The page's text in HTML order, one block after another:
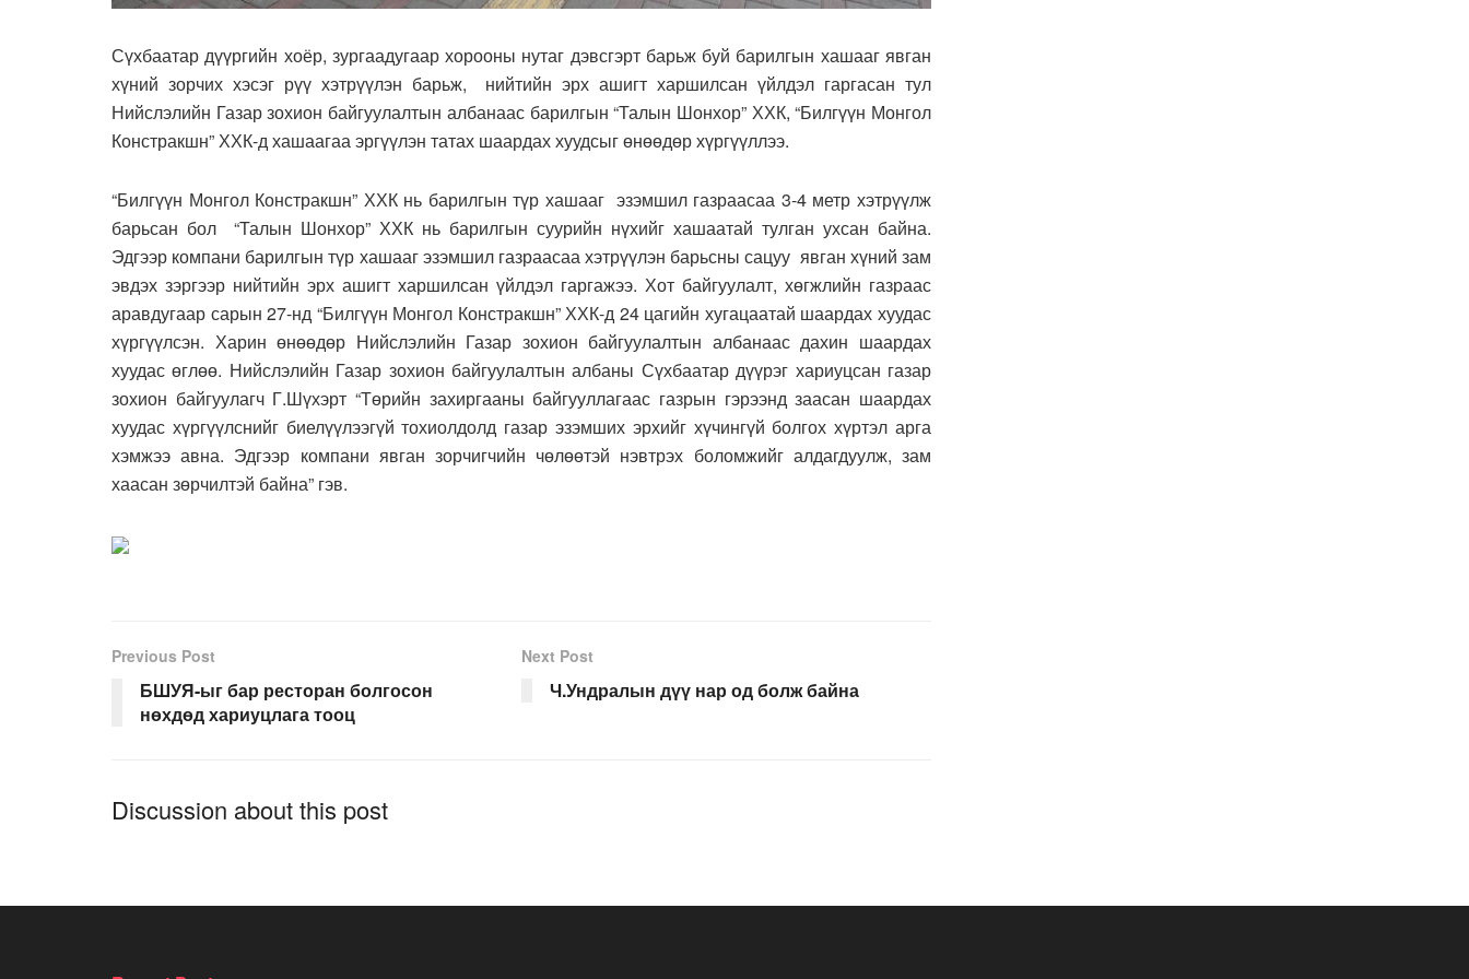
Сүхбаатар дүүргийн хоёр, зургаадугаар хорооны нутаг дэвсгэрт барьж буй барилгын хашааг явган
хүний зорчих хэсэг рүү хэтрүүлэн барьж, нийтийн эрх ашигт харшилсан үйлдэл гаргасан тул
Нийслэлийн Газар зохион байгуулалтын албанаас барилгын “Талын Шонхор” ХХК, “Билгүүн Монгол
Констракшн” ХХК-д хашаагаа эргүүлэн татах шаардах хуудсыг өнөөдөр хүргүүллээ.
“Билгүүн Монгол Констракшн” ХХК нь барилгын түр хашааг эзэмшил газраасаа 3-4 метр хэтрүүлж
барьсан бол “Талын Шонхор” ХХК нь барилгын суурийн нүхийг хашаатай тулган ухсан байна.
Эдгээр компани барилгын түр хашааг эзэмшил газраасаа хэтрүүлэн барьсны сацуу явган хүний зам
эвдэх зэргээр нийтийн эрх ашигт харшилсан үйлдэл гаргажээ. Хот байгуулалт, хөгжлийн газраас
аравдугаар сарын 27-нд “Билгүүн Монгол Констракшн” ХХК-д 24 цагийн хугацаатай шаардах хуудас
хүргүүлсэн. Харин өнөөдөр Нийслэлийн Газар зохион байгуулалтын албанаас дахин шаардах
хуудас өглөө. Нийслэлийн Газар зохион байгуулалтын албаны Сүхбаатар дүүрэг хариуцсан газар
зохион байгуулагч Г.Шүхэрт “Төрийн захиргааны байгууллагаас газрын гэрээнд заасан шаардах
хуудас хүргүүлснийг биелүүлээгүй тохиолдолд газар эзэмших эрхийг хүчингүй болгох хүртэл арга
хэмжээ авна. Эдгээр компани явган зорчигчийн чөлөөтэй нэвтрэх боломжийг алдагдуулж, зам
хаасан зөрчилтэй байна” гэв.
Previous Post
БШУЯ-ыг бар ресторан болгосон
нөхдөд хариуцлага тооц
Next Post
Ч.Ундралын дүү нар од болж байна
Discussion about this post